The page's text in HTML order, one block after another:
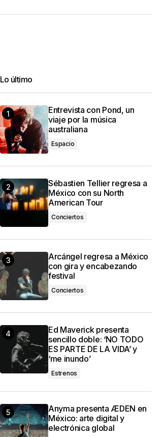
Lo último
Entrevista con Pond, un
viaje por la música
australiana
Espacio
Sébastien Tellier regresa a
México con su North
American Tour
Conciertos
Arcángel regresa a México
con gira y encabezando
festival
Conciertos
Ed Maverick presenta
sencillo doble: ‘NO TODO
ES PARTE DE LA VIDA’ y
‘me inundo’
Estrenos
Anyma presenta ÆDEN en
México: arte digital y
electrónica global